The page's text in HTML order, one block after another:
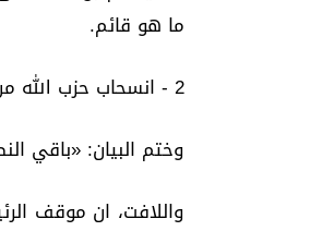
ما هو قائم.
2 - انسحاب حزب الله من جنوب الليطاني بالتوازي مع الانسحاب الاسرائيلي من المناطق التي احتلها».
وختم البيان: «باقي
واللافت، ان موقف